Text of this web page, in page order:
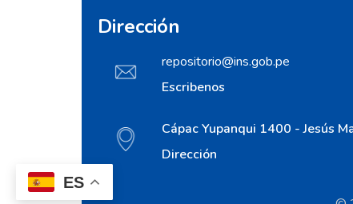
ES
Dirección
repositorio@ins.gob.pe
Escribenos
Cápac Yupanqui 1400 - Jesús
Dirección